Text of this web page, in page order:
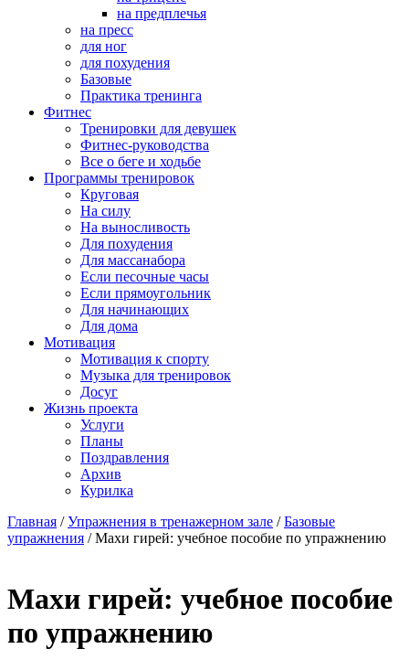
на предплечья
на пресс
для ног
для похудения
Базовые
Практика тренинга
Фитнес
Тренировки для девушек
Фитнес-руководства
Все о беге и ходьбе
Программы тренировок
Круговая
На силу
На выносливость
Для похудения
Для массанабора
Если песочные часы
Если прямоугольник
Для начинающих
Для дома
Мотивация
Мотивация к спорту
Музыка для тренировок
Досуг
Жизнь проекта
Услуги
Планы
Поздравления
Архив
Курилка
Главная / Упражнения в тренажерном зале / Базовые
упражнения / Махи гирей: учебное пособие по упражнению
Махи гирей: учебное пособие
по упражнению